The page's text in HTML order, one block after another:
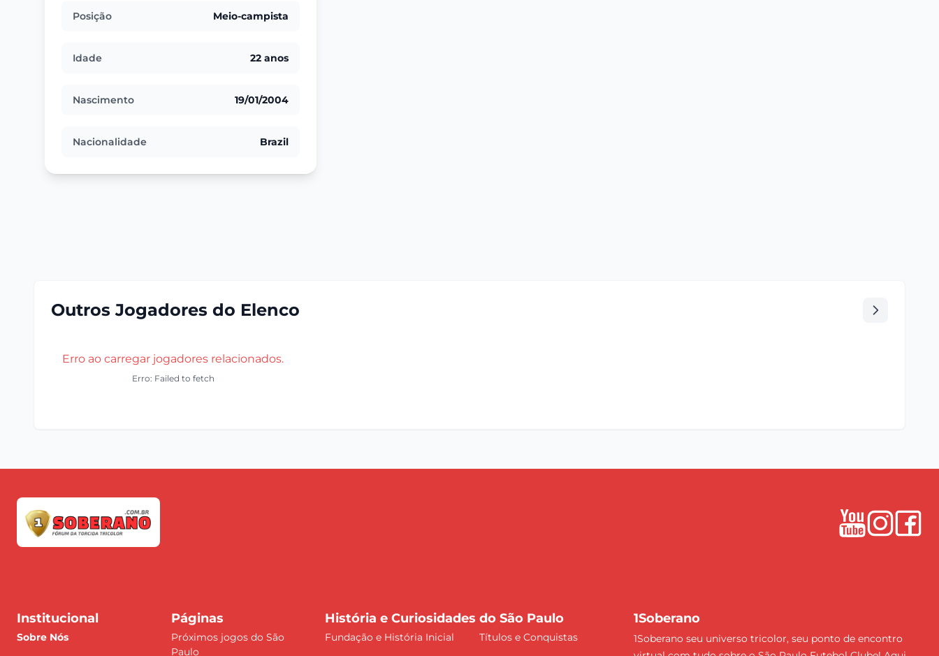
Posição Meio-campista
Idade 22 anos
Nascimento 19/01/2004
Nacionalidade Brazil
Outros Jogadores do Elenco
Erro ao carregar jogadores relacionados.
Erro: Failed to fetch
Institucional
Sobre Nós
Páginas
Próximos jogos do São
Paulo
História e Curiosidades do São Paulo
Fundação e História Inicial
Títulos e Conquistas
1Soberano
1Soberano seu universo tricolor, seu ponto de encontro